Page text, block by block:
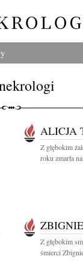
ALICJA
Z głębokim
roku zmarła
Z głębokim
śmierci